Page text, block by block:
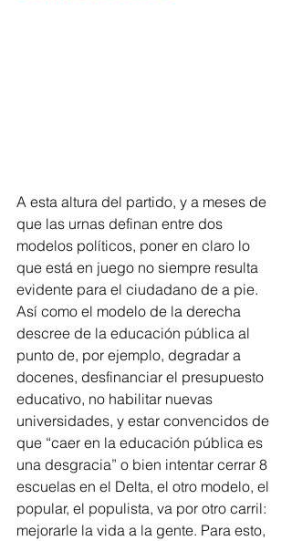
A esta altura del partido, y a meses de
que las urnas definan entre dos
modelos políticos, poner en claro lo
que está en juego no siempre resulta
evidente para el ciudadano de a pie.
Así como el modelo de la derecha
descree de la educación pública al
punto de, por ejemplo, degradar a
docenes, desfinanciar el presupuesto
educativo, no habilitar nuevas
universidades, y estar convencidos de
que “caer en la educación pública es
una desgracia” o bien intentar cerrar 8
escuelas en el Delta, el otro modelo, el
popular, el populista, va por otro carril:
mejorarle la vida a la gente. Para esto,